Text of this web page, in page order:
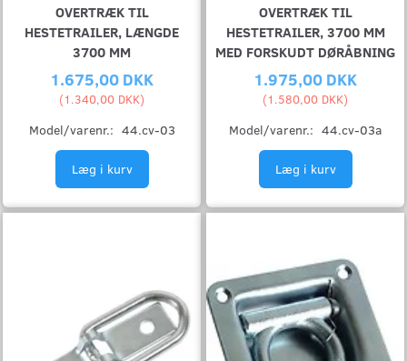
OVERTRÆK TIL
HESTETRAILER, LÆNGDE
3700 MM
1.675,00 DKK
(1.340,00 DKK)
Model/varenr.: 44.cv-03
Læg i kurv
OVERTRÆK TIL
HESTETRAILER, 3700 MM
MED FORSKUDT DØRÅBNING
1.975,00 DKK
(1.580,00 DKK)
Model/varenr.: 44.cv-03a
Læg i kurv